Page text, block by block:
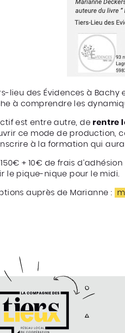
lieu des Évidences à
à comprendre les
est entre autre, de rentre
ce mode de production,
à la formation qui
+ 10€ de frais
le pique-nique pour le midi.
auprès de Marianne :